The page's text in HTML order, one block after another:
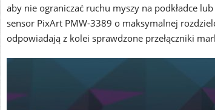
aby nie ograniczać ruchu myszy na podkładce
sensor PixArt PMW-3389 o maksymalnej
odpowiadają z kolei sprawdzone przełączniki